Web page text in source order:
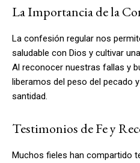
La Importancia de la
La confesión regular nos
saludable con Dios y cultivar
Al reconocer nuestras fallas y
liberamos del peso del pecado
santidad.
Testimonios de Fe y
Muchos fieles han compartido